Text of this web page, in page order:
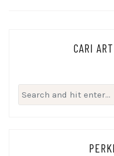
CARI
Search
for: